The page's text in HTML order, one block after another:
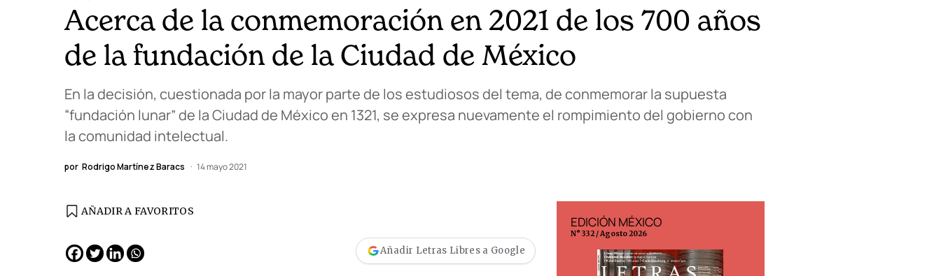
Acerca de la conmemoración en 2021 de los 700 años
de la fundación de la Ciudad de México
En la decisión, cuestionada por la mayor parte de los estudiosos del tema, de conmemorar la supuesta
“fundación lunar” de la Ciudad de México en 1321, se expresa nuevamente el rompimiento del gobierno con
la comunidad intelectual.
por Rodrigo Martínez Baracs 14 mayo 2021
AÑADIR A FAVORITOS
Añadir Letras Libres a Google
EDICIÓN MÉXICO
N° 332 / Agosto 2026